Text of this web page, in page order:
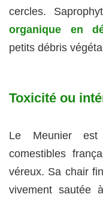
cercles.
organique en
petits débris
Toxicité ou
Le Meunier
comestibles
véreux. Sa chair
vivement sautée